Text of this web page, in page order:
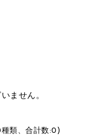
ません。
類、合計数:0)